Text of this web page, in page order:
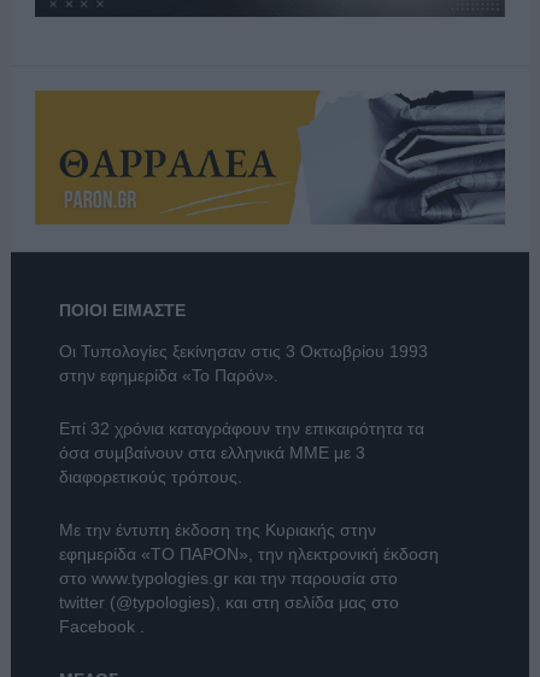
ΠΟΙΟΙ ΕΙΜΑΣΤΕ
Οι Τυπολογίες ξεκίνησαν στις 3 Οκτωβρίου 1993
στην εφημερίδα «Το Παρόν».
Επί 32 χρόνια καταγράφουν την επικαιρότητα τα
όσα συμβαίνουν στα ελληνικά ΜΜΕ με 3
διαφορετικούς τρόπους.
Με την έντυπη έκδοση της Κυριακής στην
εφημερίδα «ΤΟ ΠΑΡΟΝ» , την ηλεκτρονική έκδοση
στο www.typologies.grκαι την παρουσία στο
twitter (@typologies) , και στη σελίδα μας στο
Facebook